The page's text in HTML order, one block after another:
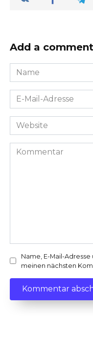
Add a comment
Name
*
E-
Mail-
Adresse
Website
Kommentar
Name, E-Mail-
meinen nächsten